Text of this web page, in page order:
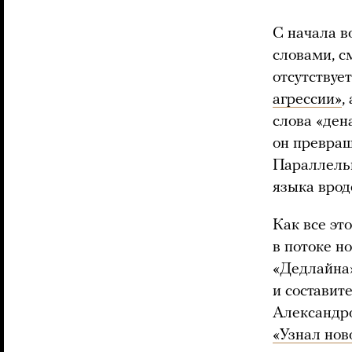
С начала
словами,
агрессии»,
слова
он
языка
Как все
в потоке
и
«Узнал